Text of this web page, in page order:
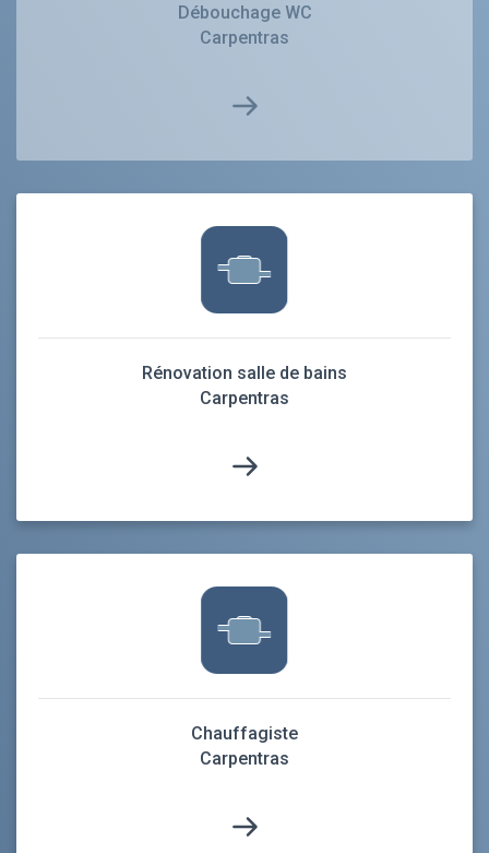
Débouchage WC
Carpentras
Rénovation salle de bains
Carpentras
Chauffagiste
Carpentras